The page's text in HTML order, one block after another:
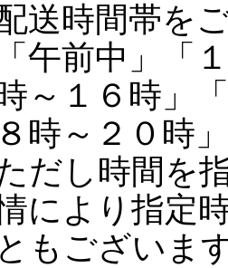
送時間帯を
「午前中」「
～１６時」
８時～２０時
だし時間を
により指定
ともございま